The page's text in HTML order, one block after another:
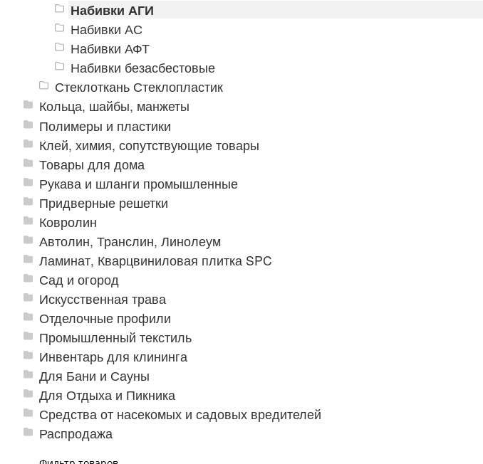
Набивки АГИ
Набивки АС
Набивки АФТ
Набивки безасбестовые
Стеклоткань Стеклопластик
Кольца, шайбы, манжеты
Полимеры и пластики
Клей, химия, сопутствующие товары
Товары для дома
Рукава и шланги промышленные
Придверные решетки
Ковролин
Автолин, Транслин, Линолеум
Ламинат, Кварцвиниловая плитка SPC
Сад и огород
Искусственная трава
Отделочные профили
Промышленный текстиль
Инвентарь для клининга
Для Бани и Сауны
Для Отдыха и Пикника
Средства от насекомых и садовых вредителей
Распродажа